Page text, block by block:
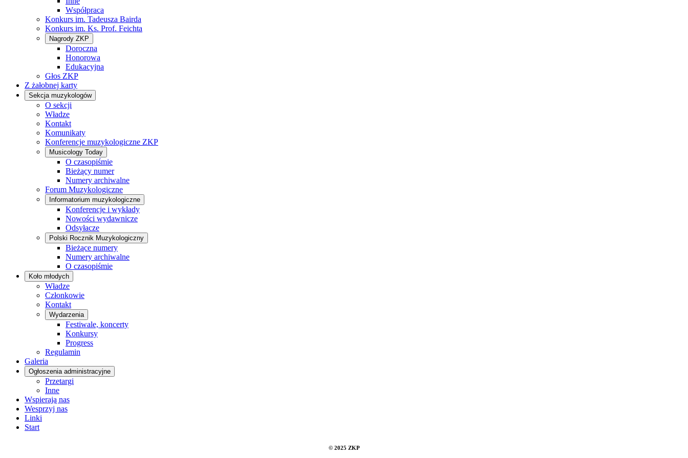
Współpraca
Konkurs im. Tadeusza Bairda
Konkurs im. Ks. Prof. Feichta
Nagrody ZKP
Doroczna
Honorowa
Edukacyjna
Głos ZKP
Z żałobnej karty
Sekcja muzykologów
O sekcji
Władze
Kontakt
Komunikaty
Konferencje muzykologiczne ZKP
Musicology Today
O czasopiśmie
Bieżący numer
Numery archiwalne
Forum Muzykologiczne
Informatorium muzykologiczne
Konferencje i wykłady
Nowości wydawnicze
Odsyłacze
Polski Rocznik Muzykologiczny
Bieżące numery
Numery archiwalne
O czasopiśmie
Koło młodych
Władze
Członkowie
Kontakt
Wydarzenia
Festiwale, koncerty
Konkursy
Progress
Regulamin
Galeria
Ogłoszenia administracyjne
Przetargi
Inne
Wspierają nas
Wesprzyj nas
Linki
Start
© 2025 ZKP